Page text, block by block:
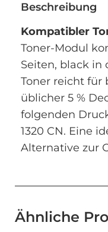
Beschreibung
Kompatibler
Toner-Modul
Seiten, black in
Toner reicht für
üblicher 5 %
folgenden
1320 CN. Eine
Alternative zur
Ähnliche